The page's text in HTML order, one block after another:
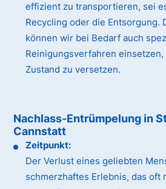
effizient zu transportieren, sei
Recycling oder die Entsorgung.
können wir bei Bedarf auch
Reinigungsverfahren einsetzen,
Zustand zu versetzen.
Nachlass-Entrümpelung in
Cannstatt
Zeitpunkt:
Der Verlust eines geliebten
schmerzhaftes Erlebnis, das oft